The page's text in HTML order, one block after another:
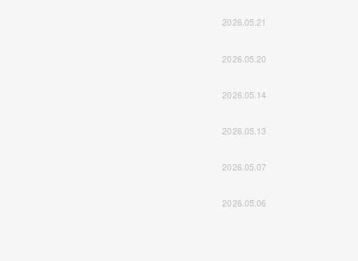
2026.05.21
2026.05.20
2026.05.14
2026.05.13
2026.05.07
2026.05.06